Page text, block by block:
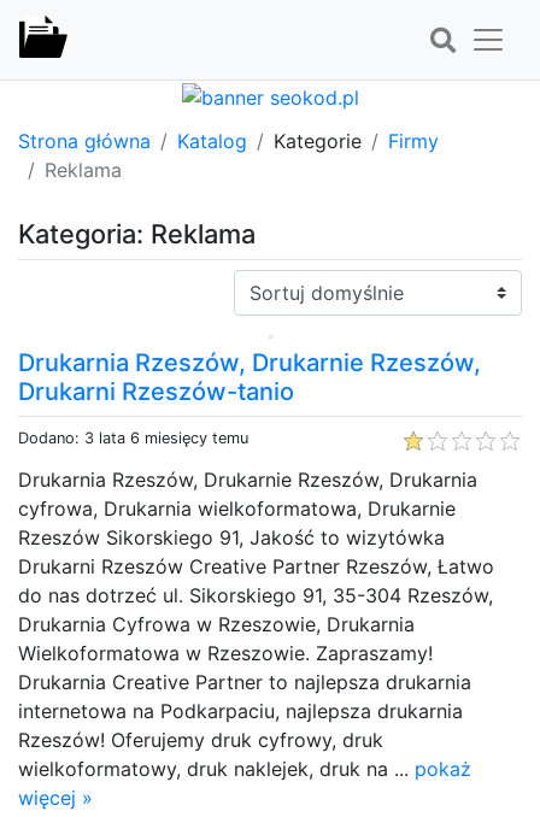
Strona główna Katalog Kategorie
Firmy
Reklama
Kategoria: Reklama
Sortuj:
Drukarnia Rzeszów, Drukarnie Rzeszów,
Drukarni Rzeszów-tanio
Dodano: 3 lata 6 miesięcy temu
Drukarnia Rzeszów, Drukarnie Rzeszów, Drukarnia
cyfrowa, Drukarnia wielkoformatowa, Drukarnie
Rzeszów Sikorskiego 91, Jakość to wizytówka
Drukarni Rzeszów Creative Partner Rzeszów, Łatwo
do nas dotrzeć ul. Sikorskiego 91, 35-304 Rzeszów,
Drukarnia Cyfrowa w Rzeszowie, Drukarnia
Wielkoformatowa w Rzeszowie. Zapraszamy!
Drukarnia Creative Partner to najlepsza drukarnia
internetowa na Podkarpaciu, najlepsza drukarnia
Rzeszów! Oferujemy druk cyfrowy, druk
wielkoformatowy, druk naklejek, druk na ... pokaż
więcej »